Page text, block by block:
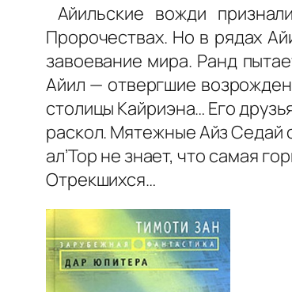
Айильские вожди
Пророчествах. Но в рядах
завоевание мира. Ранд
Айил — отвергшие
столицы Кайриэна… Его
раскол. Мятежные Айз Седай
ал’Тор не знает, что самая
Отрекшихся…